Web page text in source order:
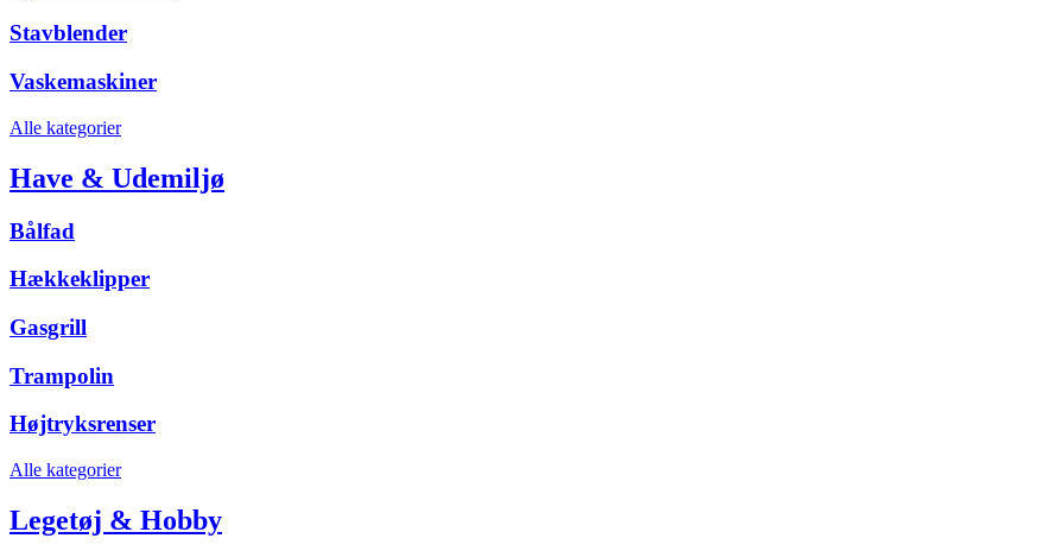
Stavblender
Vaskemaskiner
Alle kategorier
Have & Udemiljø
Bålfad
Hækkeklipper
Gasgrill
Trampolin
Højtryksrenser
Alle kategorier
Legetøj & Hobby